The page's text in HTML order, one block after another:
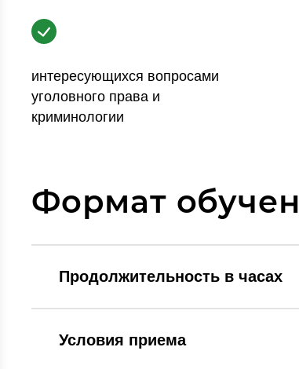
интересующихся вопросами
уголовного права и
криминологии
Формат
Продолжительность в часах
Условия приема